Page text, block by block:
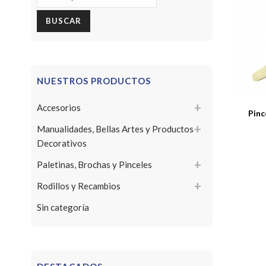
por:
BUSCAR
NUESTROS PRODUCTOS
Accesorios
Manualidades, Bellas Artes y Productos
Decorativos
Paletinas, Brochas y Pinceles
Rodillos y Recambios
Sin categoría